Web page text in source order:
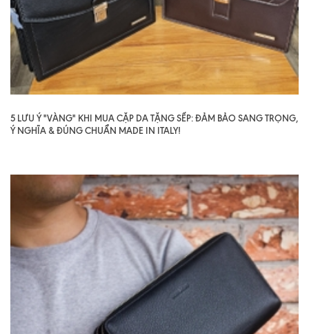
5 LƯU Ý "VÀNG" KHI MUA CẶP DA TẶNG SẾP: ĐẢM BẢO SANG TRỌNG,
Ý NGHĨA & ĐÚNG CHUẨN MADE IN ITALY!